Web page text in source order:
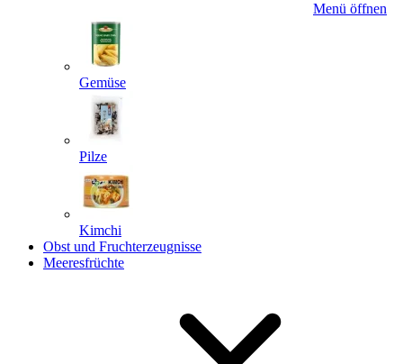
Menü öffnen
Gemüse
Pilze
Kimchi
Obst und Fruchterzeugnisse
Meeresfrüchte